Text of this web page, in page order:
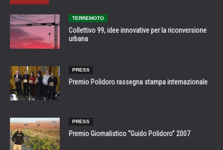
TERREMOTO
Collettivo 99, idee innovative per la riconversione
urbana
PRESS
Premio Polidoro rassegna stampa internazionale
PRESS
Premio Giornalistico “Guido Polidoro” 2007